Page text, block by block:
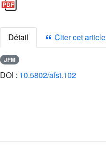
Détail Citer cet article
JFM
DOI : 10.5802/afst.102